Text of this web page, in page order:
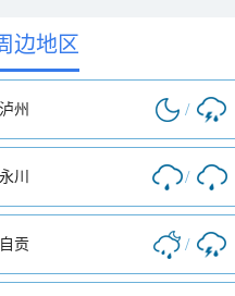
边地区
泸州 /
永川 /
自贡 /